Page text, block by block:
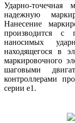
Ударно-точечная
надежную
Нанесение
производится с
наносимых
находящегося в
маркировочного
шаговыми
контроллерами
серии е1.